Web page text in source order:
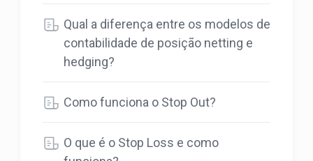
Qual a diferença entre os modelos de
contabilidade de posição netting e
hedging?
Como funciona o Stop Out?
O que é o Stop Loss e como